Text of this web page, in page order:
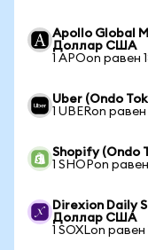
Apollo Global
Доллар США
1 APOon равен
Uber (Ondo
1 UBERon
Shopify (Ondo
1 SHOPon
Direxion Daily
Доллар США
1 SOXLon равен